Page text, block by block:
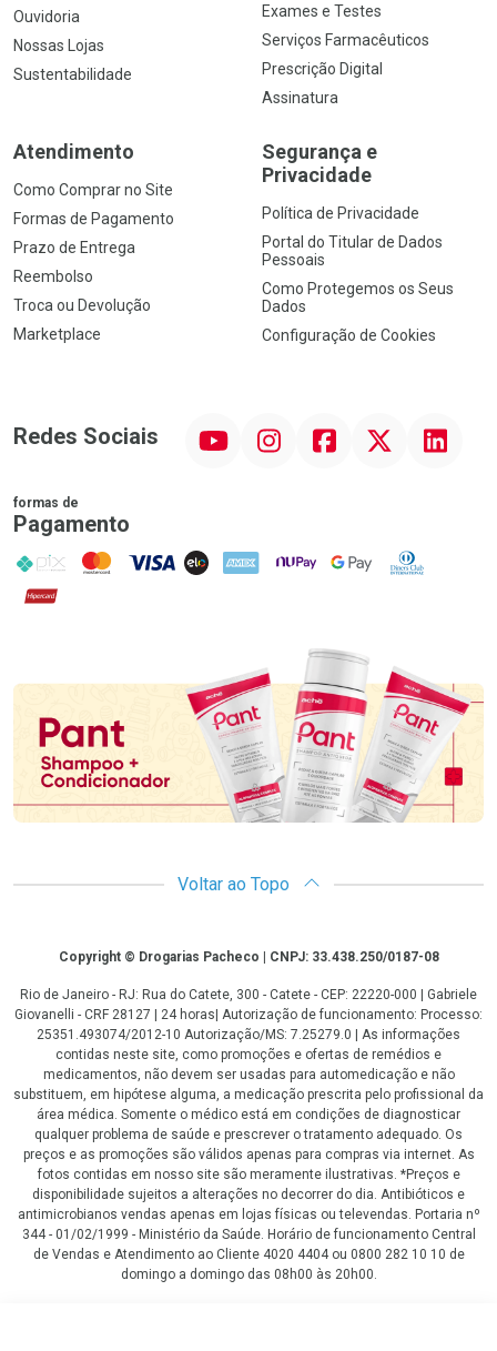
Ouvidoria
Nossas Lojas
Sustentabilidade
Exames e Testes
Serviços Farmacêuticos
Prescrição Digital
Assinatura
Atendimento
Como Comprar no Site
Formas de Pagamento
Prazo de Entrega
Reembolso
Troca ou Devolução
Marketplace
Segurança e
Privacidade
Política de Privacidade
Portal do Titular de Dados
Pessoais
Como Protegemos os Seus
Dados
Configuração de Cookies
Redes Sociais InstagramFacebook Linkedin
formas de
Pagamento
PIX MasterCard
VISA ELO AMEX NuPay Google PayDiners Club
Hipercard
Promoção em Destaque
Voltar ao Topo
CopyrightCopyright © Drogarias Pacheco | CNPJ: 33.438.250/0187-08
Rio de Janeiro - RJ: Rua do Catete, 300 - Catete - CEP: 22220-000 | Gabriele
Giovanelli - CRF 28127 | 24 horas| Autorização de funcionamento: Processo:
25351.493074/2012-10 Autorização/MS: 7.25279.0 | As informações
contidas neste site, como promoções e ofertas de remédios e
medicamentos, não devem ser usadas para automedicação e não
substituem, em hipótese alguma, a medicação prescrita pelo profissional da
área médica. Somente o médico está em condições de diagnosticar
qualquer problema de saúde e prescrever o tratamento adequado. Os
preços e as promoções são válidos apenas para compras via internet. As
fotos contidas em nosso site são meramente ilustrativas. *Preços e
disponibilidade sujeitos a alterações no decorrer do dia. Antibióticos e
antimicrobianos vendas apenas em lojas físicas ou televendas. Portaria nº
344 - 01/02/1999 - Ministério da Saúde. Horário de funcionamento Central
de Vendas e Atendimento ao Cliente 4020 4404 ou 0800 282 10 10 de
domingo a domingo das 08h00 às 20h00.